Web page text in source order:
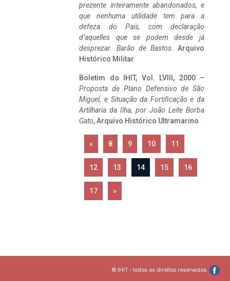
prezente inteiramente abandonados, e
que nenhuma utilidade tem para a
defeza do Pais, com declaração
d’aquelles que se podem desde já
desprezar. Barão de Bastos. Arquivo
Histórico Militar
Boletim do IHIT, Vol. LVIII, 2000 –
Proposta de Plano Defensivo de São
Miguel, e Situação da Fortificação e da
Artilharia da Ilha, por João Leite Borba
Gato, Arquivo Histórico Ultramarino
« 8 9 10 11
12 13 14 15 16
17 »
© IHIT - todos os direitos reservados.